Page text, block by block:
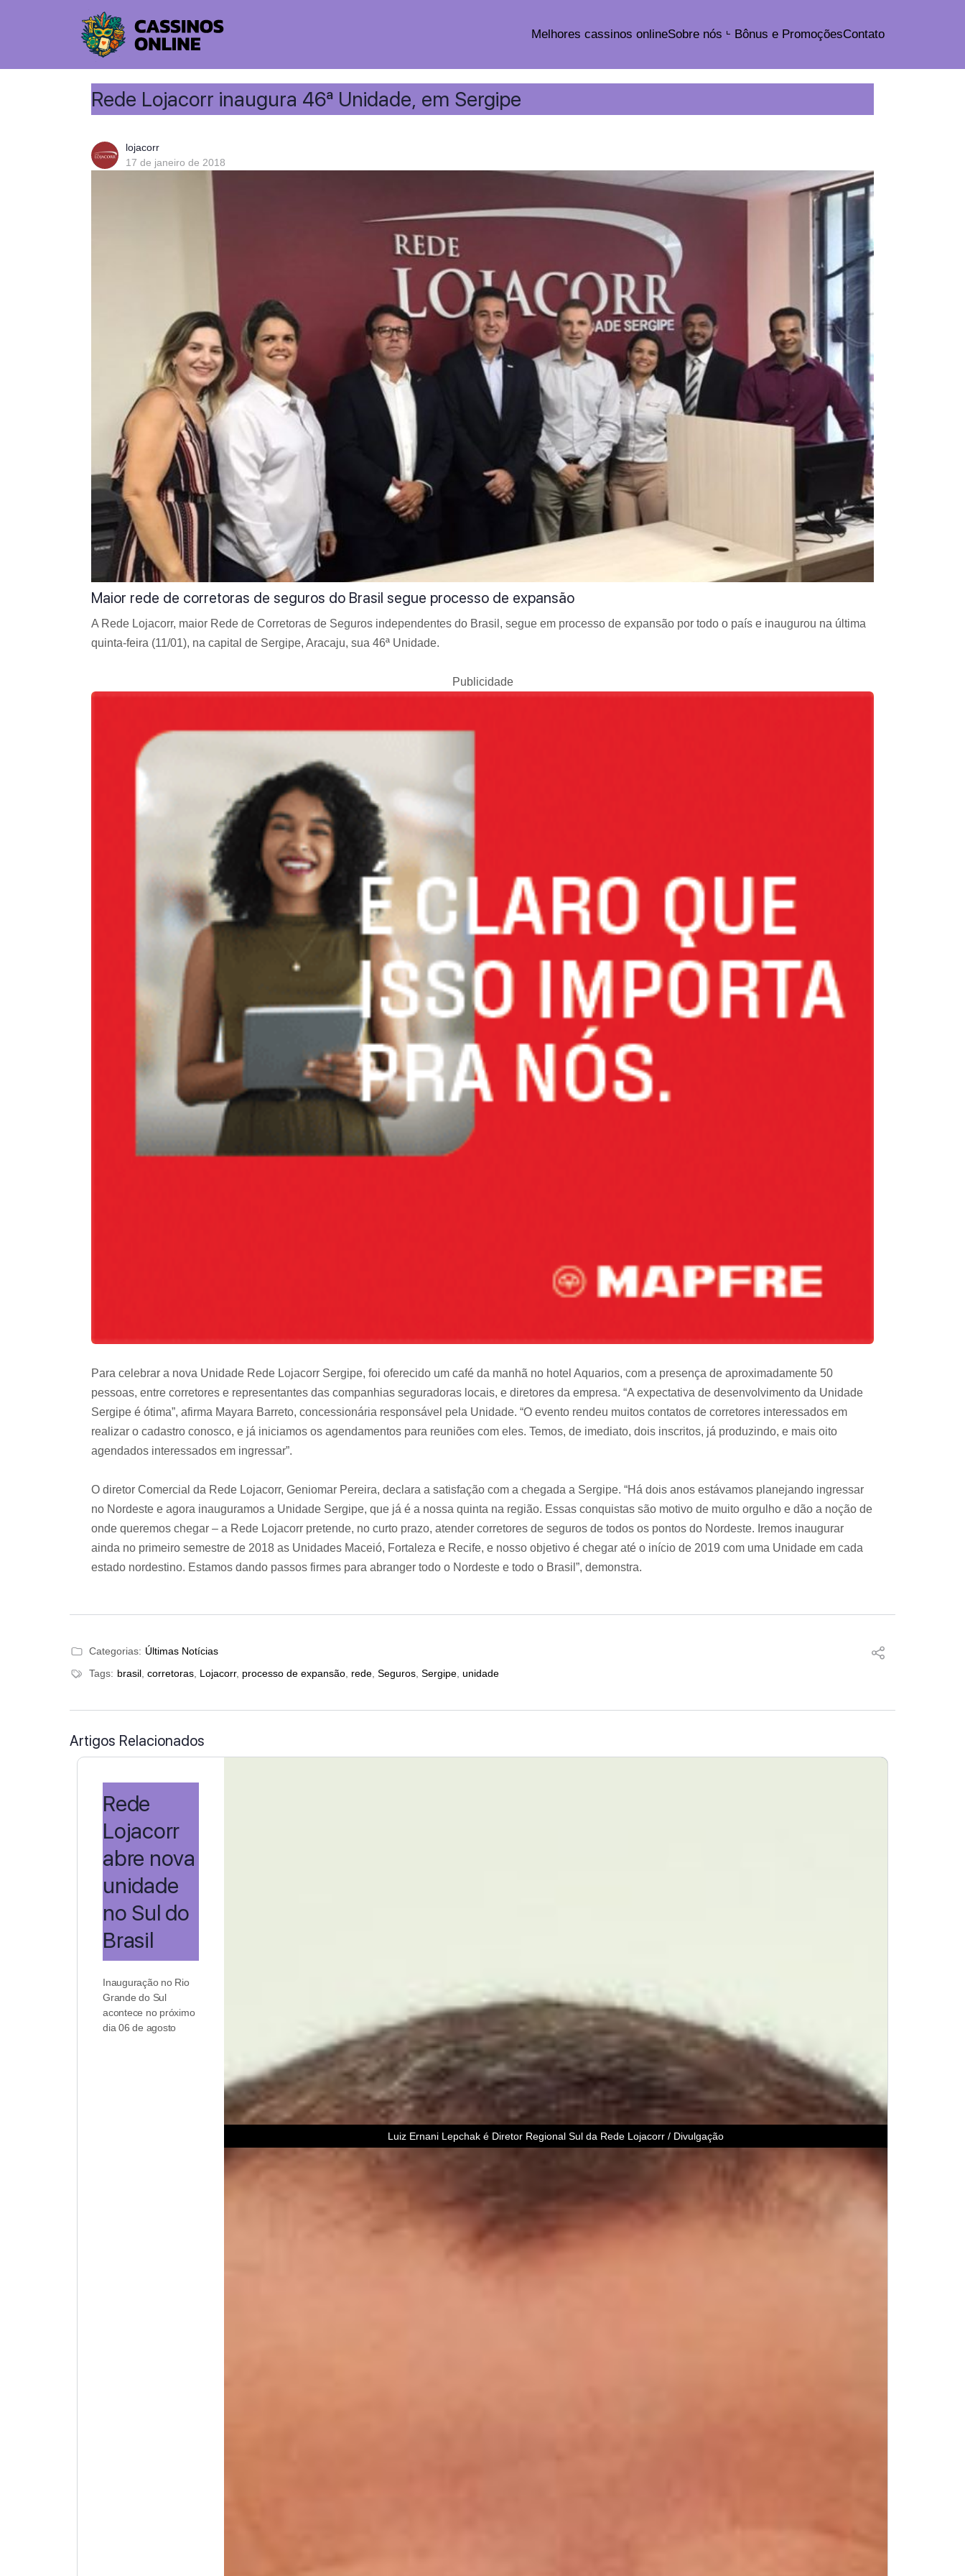
Melhores cassinos onlineSobre nós Bônus e PromoçõesContato
Rede Lojacorr inaugura 46ª Unidade, em Sergipe
lojacorr
17 de janeiro de 2018
Maior rede de corretoras de seguros do Brasil segue processo de expansão
A Rede Lojacorr, maior Rede de Corretoras de Seguros independentes do Brasil, segue em processo de expansão por todo o país e inaugurou na última
quinta-feira (11/01), na capital de Sergipe, Aracaju, sua 46ª Unidade.
Publicidade
Para celebrar a nova Unidade Rede Lojacorr Sergipe, foi oferecido um café da manhã no hotel Aquarios, com a presença de aproximadamente 50
pessoas, entre corretores e representantes das companhias seguradoras locais, e diretores da empresa. “A expectativa de desenvolvimento da Unidade
Sergipe é ótima”, afirma Mayara Barreto, concessionária responsável pela Unidade. “O evento rendeu muitos contatos de corretores interessados em
realizar o cadastro conosco, e já iniciamos os agendamentos para reuniões com eles. Temos, de imediato, dois inscritos, já produzindo, e mais oito
agendados interessados em ingressar”.
O diretor Comercial da Rede Lojacorr, Geniomar Pereira, declara a satisfação com a chegada a Sergipe. “Há dois anos estávamos planejando ingressar
no Nordeste e agora inauguramos a Unidade Sergipe, que já é a nossa quinta na região. Essas conquistas são motivo de muito orgulho e dão a noção de
onde queremos chegar – a Rede Lojacorr pretende, no curto prazo, atender corretores de seguros de todos os pontos do Nordeste. Iremos inaugurar
ainda no primeiro semestre de 2018 as Unidades Maceió, Fortaleza e Recife, e nosso objetivo é chegar até o início de 2019 com uma Unidade em cada
estado nordestino. Estamos dando passos firmes para abranger todo o Nordeste e todo o Brasil”, demonstra.
Categorias: Últimas Notícias
Tags: brasil corretoras Lojacorr, processo de expansão rede Seguros Sergipe unidade
Artigos Relacionados
Luiz Ernani Lepchak é Diretor Regional Sul da Rede Lojacorr / Divulgação
Rede
Lojacorr
abre nova
unidade
no Sul do
Brasil
Inauguração no Rio
Grande do Sul
acontece no próximo
dia 06 de agosto